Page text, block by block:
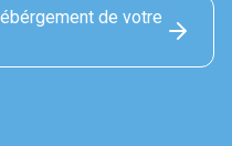
de votre